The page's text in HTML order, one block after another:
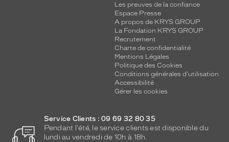
Les preuves de la confiance
Espace Presse
A propos de KRYS GROUP
La Fondation KRYS GROUP
Recrutement
Charte de confidentialité
Mentions Légales
Politique des Cookies
Conditions générales d'utilisation
Accessibilité
Gérer les cookies
Service Clients : 09 69 32 80 35
Pendant l'été, le service clients est disponible du
lundi au vendredi de 10h à 18h.